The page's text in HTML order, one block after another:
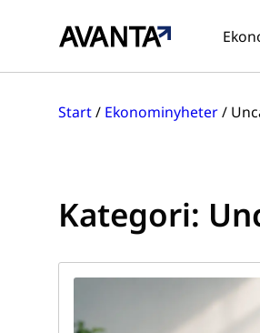
Start/ Ekonominyheter/
Kategori: